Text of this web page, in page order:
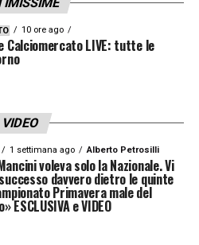
10 ore ago
Calciomercato LIVE: tutte le
VIDEO
1 settimana ago Alberto Petrosilli
voleva solo la Nazionale. Vi
davvero dietro le quinte
Primavera male del
ESCLUSIVA e VIDEO